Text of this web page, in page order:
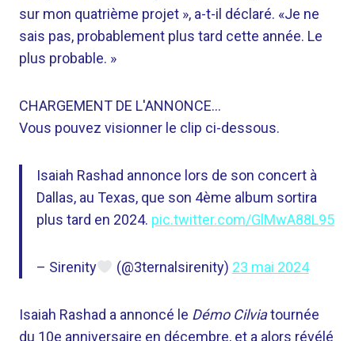
sur mon quatrième projet », a-t-il déclaré. «Je ne
sais pas, probablement plus tard cette année. Le
plus probable. »
CHARGEMENT DE L'ANNONCE…
Vous pouvez visionner le clip ci-dessous.
Isaiah Rashad annonce lors de son concert à
Dallas, au Texas, que son 4ème album sortira
plus tard en 2024. pic.twitter.com/GlMwA88L95
– Sirenity (@3ternalsirenity) 23 mai 2024
Isaiah Rashad a annoncé le Démo Cilviatournée
du 10e anniversaire en décembre, et a alors révélé